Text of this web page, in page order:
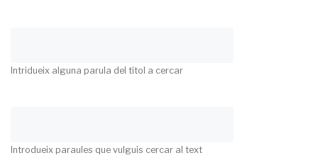
Intridueix alguna parula del títol a cercar
Introdueix paraules que vulguis cercar al text